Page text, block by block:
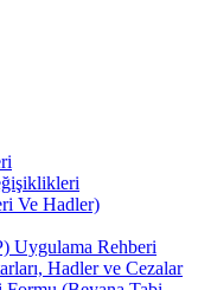
Ve Hadler)
Uygulama Rehberi
Hadler ve Cezalar